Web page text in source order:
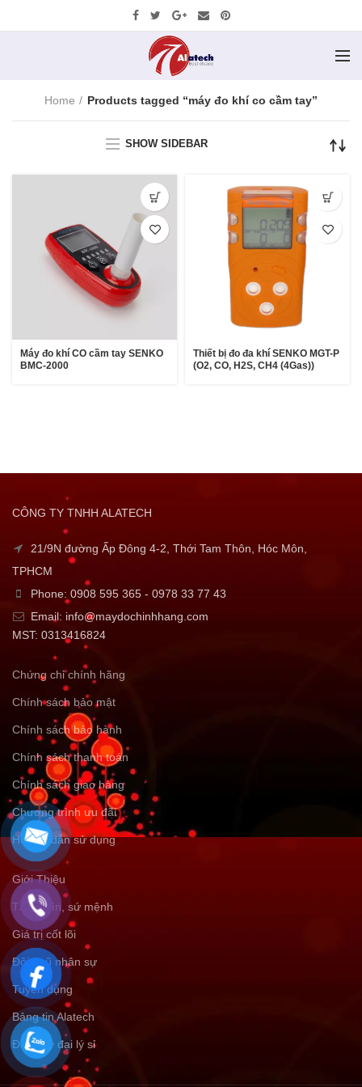
Home Products tagged “máy đo khí co cầm tay”
SHOW SIDEBAR
Máy đo khí CO cầm tay SENKO
BMC-2000
Thiết bị đo đa khí SENKO MGT-P
(O2, CO, H2S, CH4 (4Gas))
CÔNG TY TNHH ALATECH
21/9N đường Ấp Đông 4-2, Thới Tam Thôn, Hóc Môn,
TPHCM
Phone: 0908 595 365 - 0978 33 77 43
Email: info@maydochinhhang.com
MST: 0313416824
Chứng chỉ chính hãng
Chính sách bảo mật
Chính sách bảo hành
Chính sách thanh toán
Chính sách giao hàng
Chương trình ưu đãi
Hướng dẫn sử dụng
Giới Thiệu
Tầm nhìn, sứ mệnh
Giá trị cốt lõi
Đội ngũ nhân sự
Tuyển dụng
Bảng tin Alatech
Đăng ký đại lý sỉ